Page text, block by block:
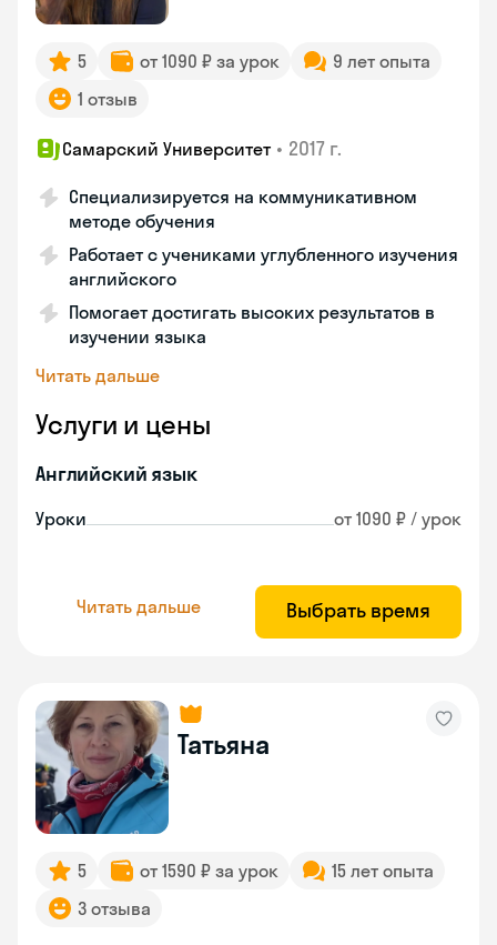
5 от 1090 ₽ за урок
9 лет опыта
1 отзыв
Самарский Университет • 2017 г.
Специализируется на коммуникативном
методе обучения
Работает с учениками углубленного изучения
английского
Помогает достигать высоких результатов в
изучении языка
Читать дальше
Услуги и цены
Английский язык
Уроки от 1090 ₽ / урок
Читать дальше Выбрать время
Татьяна
5 от 1590 ₽ за урок
15 лет опыта
3 отзыва